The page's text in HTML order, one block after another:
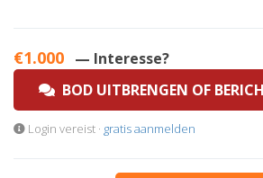
€1.000 — Interesse?
BOD UITBRENGEN OF
Login vereist · gratis aanmelden